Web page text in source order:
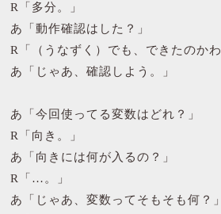
R「多分。」
あ「動作確認はした？」
R「（うなずく）でも、できたのか
あ「じゃあ、確認しよう。」
あ「今回使ってる変数はどれ？」
R「向き。」
あ「向きには何が入るの？」
R「…。」
あ「じゃあ、変数ってそもそも何？」